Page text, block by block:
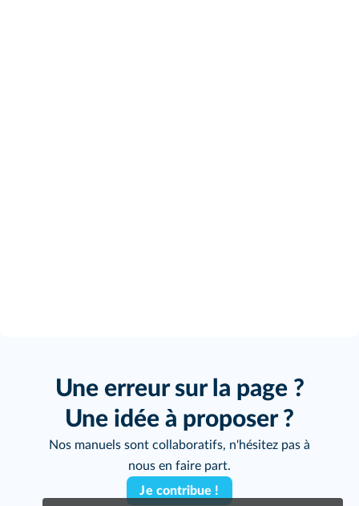
Une erreur sur la page ?
Une idée à proposer ?
Nos manuels sont collaboratifs, n'hésitez pas à
nous en faire part.
Je contribue !